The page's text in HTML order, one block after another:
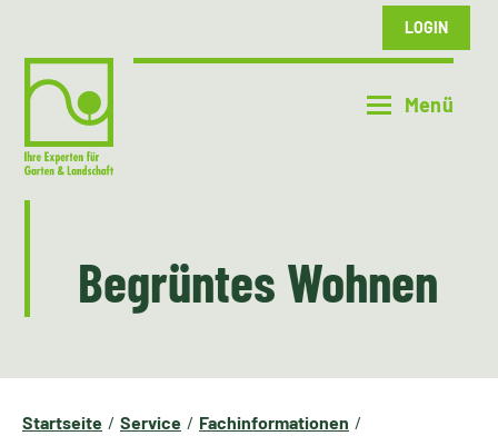
LOGIN
Begrüntes Wohnen
Startseite Service
Fachinformationen